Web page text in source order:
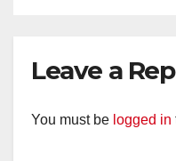
Leave a
You must be logged in